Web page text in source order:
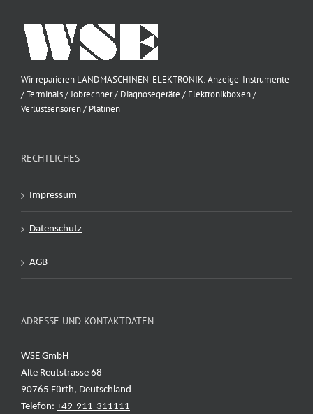
Wir reparieren LANDMASCHINEN-ELEKTRONIK: Anzeige-Instrumente
/ Terminals / Jobrechner / Diagnosegeräte / Elektronikboxen /
Verlustsensoren / Platinen
RECHTLICHES
Impressum
Datenschutz
AGB
ADRESSE UND KONTAKTDATEN
WSE GmbH
Alte Reutstrasse 68
90765 Fürth, Deutschland
Telefon: +49-911-311111